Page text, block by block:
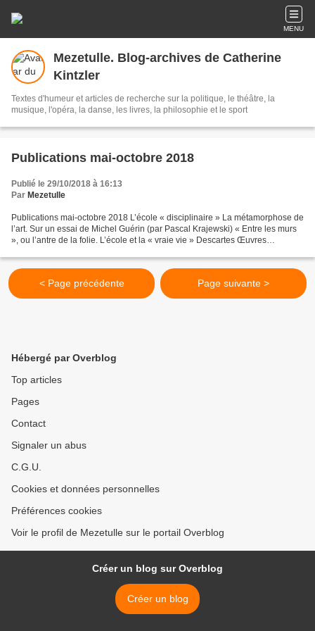
MENU
Mezetulle. Blog-archives de Catherine
Kintzler
Textes d'humeur et articles de recherche sur la politique, le théâtre, la
musique, l'opéra, la danse, les livres, la philosophie et le sport
Publications mai-octobre 2018
Publié le 29/10/2018 à 16:13
Par Mezetulle
Publications mai-octobre 2018 L’école « disciplinaire » La métamorphose de
l’art. Sur un essai de Michel Guérin (par Pascal Krajewski) « Entre les murs
», ou l’antre de la folie. L’école et la « vraie vie » Descartes Œuvres
< Page précédente Page suivante >
Hébergé par Overblog
Top articles
Pages
Contact
Signaler un abus
C.G.U.
Cookies et données personnelles
Préférences cookies
Voir le profil de Mezetulle sur le portail Overblog
Créer un blog sur Overblog
Créer un blog